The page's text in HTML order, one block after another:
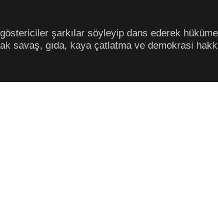
göstericiler şarkılar söyleyip dans ederek
savaş, gıda, kaya çatlatma ve demokrasi